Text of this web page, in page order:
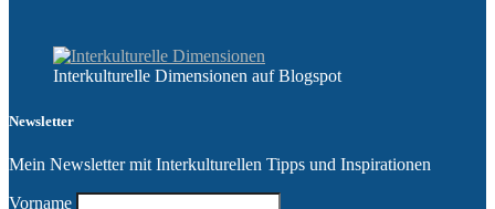
Interkulturelle Dimensionen auf Blogspot
Newsletter
Mein Newsletter mit Interkulturellen Tipps und Inspirationen
Vorname